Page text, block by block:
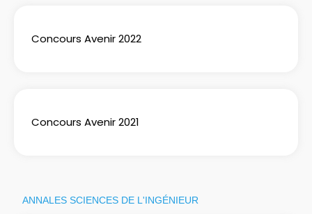
Concours Avenir 2022
Concours Avenir 2021
ANNALES SCIENCES DE L'INGÉNIEUR